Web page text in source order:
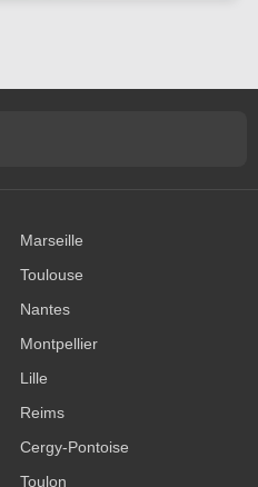
Marseille
Toulouse
Nantes
Montpellier
Lille
Reims
Cergy-Pontoise
Toulon